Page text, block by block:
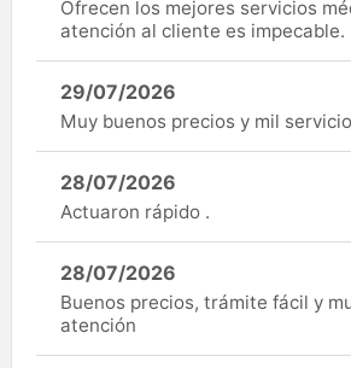
Ofrecen los mejores servicios
atención al cliente es impecable.
29/07/2026
Muy buenos precios y mil
28/07/2026
Actuaron rápido .
28/07/2026
Buenos precios, trámite fácil y
atención